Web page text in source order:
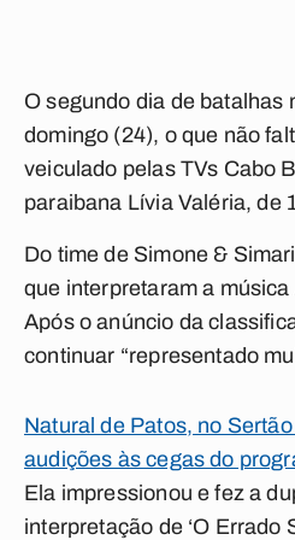
O segundo dia de batalhas
domingo (24), o que não
veiculado pelas TVs Cabo
paraibana Lívia Valéria, de
Do time de Simone &
que interpretaram a
Após o anúncio da
continuar “representado
Natural de Patos, no
audições às cegas do
Ela impressionou e fez a
interpretação de ‘O Errado